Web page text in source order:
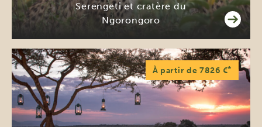
Serengeti et cratère du
Ngorongoro
À partir de 7826 €*